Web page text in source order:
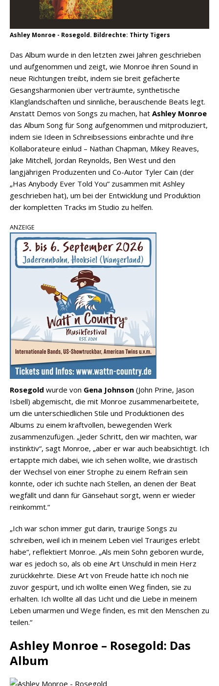
Ashley Monroe - Rosegold. Bildrechte: Thirty Tigers
Das Album wurde in den letzten zwei Jahren geschrieben
und aufgenommen und zeigt, wie Monroe ihren Sound in
neue Richtungen treibt, indem sie breit gefächerte
Gesangsharmonien über verträumte, synthetische
Klanglandschaften und sinnliche, berauschende Beats legt.
Anstatt Demos von Songs zu machen, hat Ashley Monroe
das Album Song für Song aufgenommen und mitproduziert,
indem sie Ideen in Schreibsessions einbrachte und ihre
Kollaborateure einlud – Nathan Chapman, Mikey Reaves,
Jake Mitchell, Jordan Reynolds, Ben West und den
langjährigen Produzenten und Co-Autor Tyler Cain (der
„Has Anybody Ever Told You“ zusammen mit Ashley
geschrieben hat), um bei der Entwicklung und Produktion
der kompletten Tracks im Studio zu helfen.
ANZEIGE
Rosegold wurde von Gena Johnson (John Prine, Jason
Isbell) abgemischt, die mit Monroe zusammenarbeitete,
um die unterschiedlichen Stile und Produktionen des
Albums zu einem kraftvollen, bewegenden Werk
zusammenzufügen. „Jeder Schritt, den wir machten, war
instinktiv“, sagt Monroe, „aber er war auch beabsichtigt. Ich
ertappte mich dabei, wie ich sehen wollte, wie drastisch
der Wechsel von einer Strophe zu einem Refrain sein
konnte, oder ich suchte nach Stellen, an denen der Beat
wegfällt und dann für Gänsehaut sorgt, wenn er wieder
reinkommt.“
„Ich war schon immer gut darin, traurige Songs zu
schreiben, weil ich in meinem Leben viel Trauriges erlebt
habe“, reflektiert Monroe. „Als mein Sohn geboren wurde,
war es jedoch so, als ob eine Art Unschuld in mein Herz
zurückkehrte. Diese Art von Freude hatte ich noch nie
zuvor gespürt, und ich wollte einen Weg finden, sie zu
erhalten. Ich wollte all das Licht und die Liebe in meinem
Leben umarmen und Wege finden, es mit den Menschen zu
teilen.“
Ashley Monroe – Rosegold: Das
Album